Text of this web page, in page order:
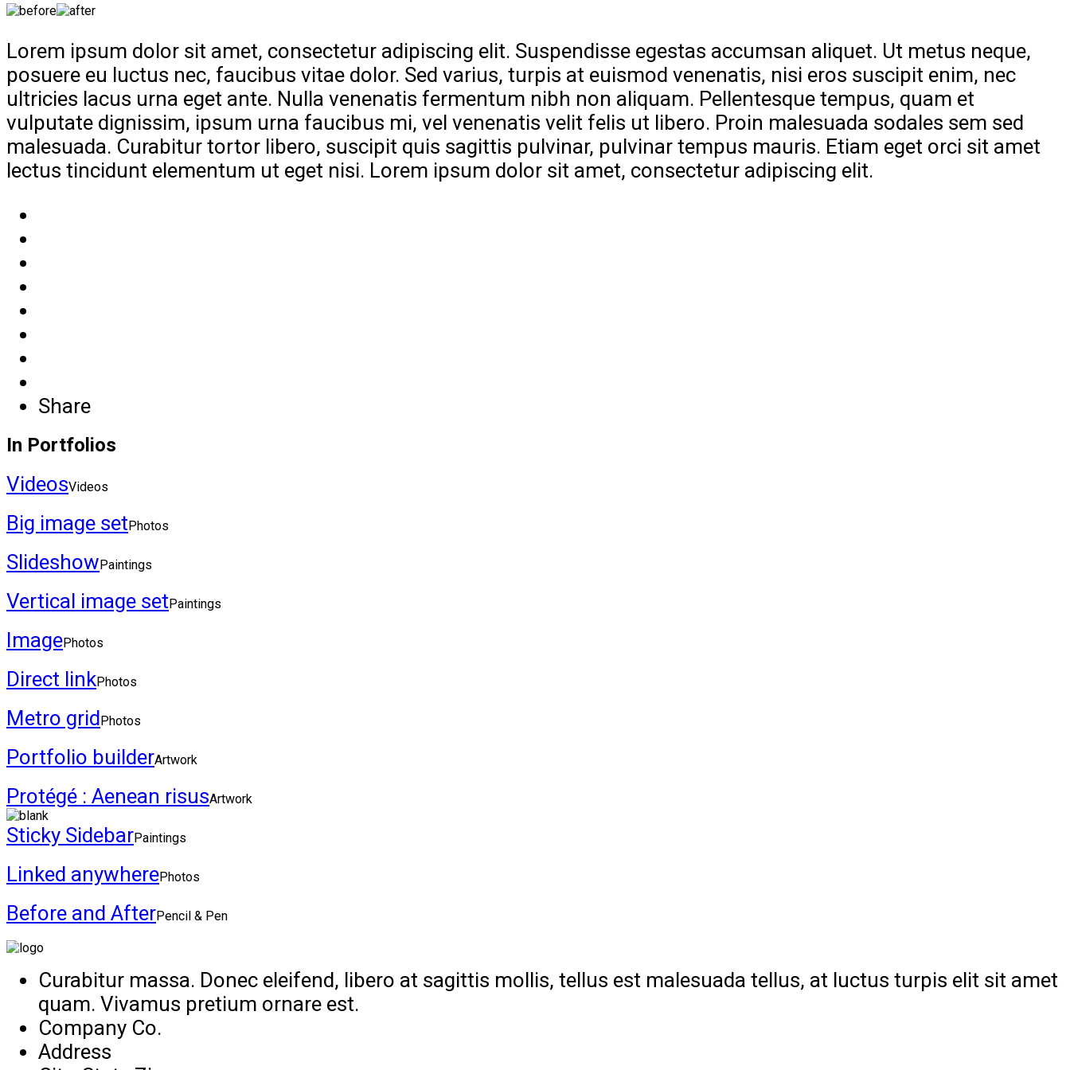
Lorem ipsum dolor sit amet, consectetur adipiscing elit. Suspendisse egestas accumsan aliquet. Ut metus neque,
posuere eu luctus nec, faucibus vitae dolor. Sed varius, turpis at euismod venenatis, nisi eros suscipit enim, nec
ultricies lacus urna eget ante. Nulla venenatis fermentum nibh non aliquam. Pellentesque tempus, quam et
vulputate dignissim, ipsum urna faucibus mi, vel venenatis velit felis ut libero. Proin malesuada sodales sem sed
malesuada. Curabitur tortor libero, suscipit quis sagittis pulvinar, pulvinar tempus mauris. Etiam eget orci sit amet
lectus tincidunt elementum ut eget nisi. Lorem ipsum dolor sit amet, consectetur adipiscing elit.
Share
In Portfolios
VideosVideos
Big image setPhotos
SlideshowPaintings
Vertical image setPaintings
ImagePhotos
Direct linkPhotos
Metro gridPhotos
Portfolio builderArtwork
Protégé : Aenean risusArtwork
Sticky SidebarPaintings
Linked anywherePhotos
Before and AfterPencil & Pen
Curabitur massa. Donec eleifend, libero at sagittis mollis, tellus est malesuada tellus, at luctus turpis elit sit amet
quam. Vivamus pretium ornare est.
Company Co.
Address